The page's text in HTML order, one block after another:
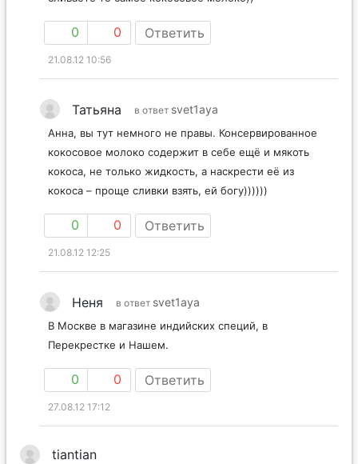
0 0 Ответить
21.08.12 10:56
Татьяна в ответ svet1aya
Анна, вы тут немного не правы. Консервированное
кокосовое молоко содержит в себе ещё и мякоть
кокоса, не только жидкость, а наскрести её из
кокоса – проще сливки взять, ей богу))))))
0 0 Ответить
21.08.12 12:25
Неня в ответ svet1aya
В Москве в магазине индийских специй, в
Перекрестке и Нашем.
0 0 Ответить
27.08.12 17:12
tiantian